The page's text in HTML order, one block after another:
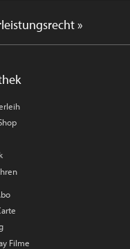
»
Filme